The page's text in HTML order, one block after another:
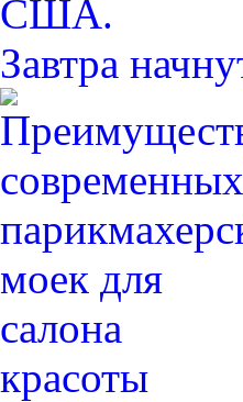
Завтра